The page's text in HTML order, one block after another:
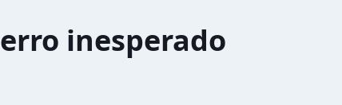
erro inesperado